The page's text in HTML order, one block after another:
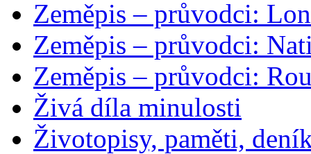
Zeměpis – průvodci:
Zeměpis – průvodci:
Zeměpis – průvodci:
Živá díla minulosti
Životopisy, paměti,